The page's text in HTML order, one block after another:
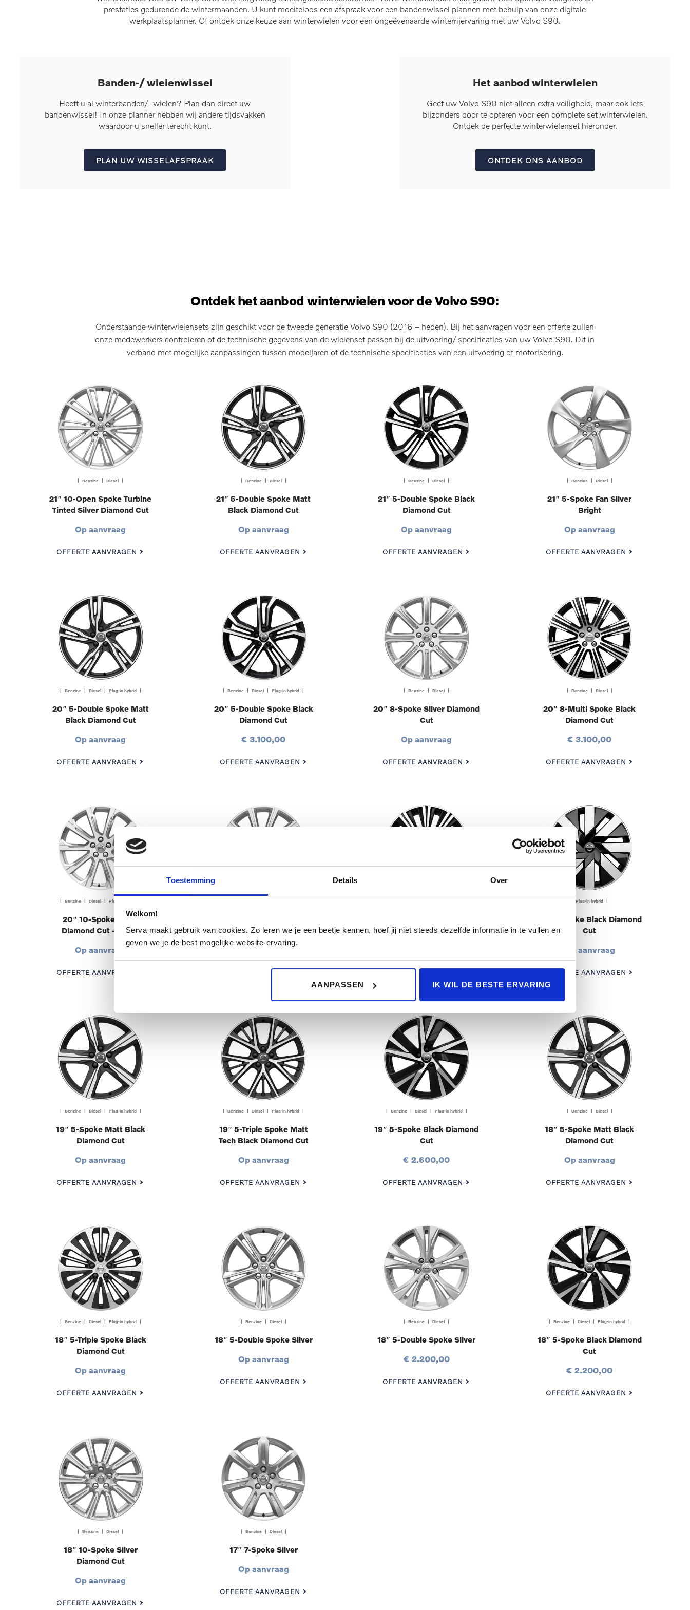
Toestemming Details Over
Welkom!
Serva maakt gebruik van cookies. Zo leren we je een beetje kennen, hoef jij niet steeds dezelfde informatie in te vullen en
geven we je de best mogelijke website-ervaring.
AANPASSEN IK WIL DE BESTE ERVARING
prestaties gedurende de wintermaanden. U kunt moeiteloos een afspraak voor een bandenwissel plannen met behulp van onze digitale
werkplaatsplanner. Of ontdek onze keuze aan winterwielen voor een ongeëvenaarde winterrijervaring met uw Volvo S90.
Banden-/ wielenwissel
Heeft u al winterbanden/ -wielen? Plan dan direct uw
bandenwissel! In onze planner hebben wij andere tijdsvakken
waardoor u sneller terecht kunt.
PLAN UW WISSELAFSPRAAK
Het aanbod winterwielen
Geef uw Volvo S90 niet alleen extra veiligheid, maar ook iets
bijzonders door te opteren voor een complete set winterwielen.
Ontdek de perfecte winterwielenset hieronder.
ONTDEK ONS AANBOD
Ontdek het aanbod winterwielen voor de Volvo S90:
Onderstaande winterwielensets zijn geschikt voor de tweede generatie Volvo S90 (2016 – heden). Bij het aanvragen voor een offerte zullen
onze medewerkers controleren of de technische gegevens van de wielenset passen bij de uitvoering/ specificaties van uw Volvo S90. Dit in
verband met mogelijke aanpassingen tussen modeljaren of de technische specificaties van een uitvoering of motorisering.
| Benzine | Diesel |
21″ 10-Open Spoke Turbine
Tinted Silver Diamond Cut
Op aanvraag
OFFERTE AANVRAGEN
| Benzine | Diesel |
21″ 5-Double Spoke Matt
Black Diamond Cut
Op aanvraag
OFFERTE AANVRAGEN
| Benzine | Diesel |
21″ 5-Double Spoke Black
Diamond Cut
Op aanvraag
OFFERTE AANVRAGEN
| Benzine | Diesel |
21″ 5-Spoke Fan Silver
Bright
Op aanvraag
OFFERTE AANVRAGEN
| Benzine | Diesel | Plug-in hybrid |
20″ 5-Double Spoke Matt
Black Diamond Cut
Op aanvraag
OFFERTE AANVRAGEN
| Benzine | Diesel | Plug-in hybrid |
20″ 5-Double Spoke Black
Diamond Cut
€ 3.100,00
OFFERTE AANVRAGEN
| Benzine | Diesel |
20″ 8-Spoke Silver Diamond
Cut
Op aanvraag
OFFERTE AANVRAGEN
| Benzine | Diesel |
20″ 8-Multi Spoke Black
Diamond Cut
€ 3.100,00
OFFERTE AANVRAGEN
| Benzine | Diesel | Plug-in hybrid |
20″ 10-Spoke Silver
Diamond Cut – 1030
Op aanvraag
OFFERTE AANVRAGEN
Diamond Cut
OFFERTE AANVRAGEN
Diamond Cut
OFFERTE AANVRAGEN
| Plug-in hybrid |
19″ 8-Spoke Black Diamond
Cut
Op aanvraag
OFFERTE AANVRAGEN
| Benzine | Diesel | Plug-in hybrid |
19″ 5-Spoke Matt Black
Diamond Cut
Op aanvraag
OFFERTE AANVRAGEN
| Benzine | Diesel | Plug-in hybrid |
19″ 5-Triple Spoke Matt
Tech Black Diamond Cut
Op aanvraag
OFFERTE AANVRAGEN
| Benzine | Diesel | Plug-in hybrid |
19″ 5-Spoke Black Diamond
Cut
€ 2.600,00
OFFERTE AANVRAGEN
| Benzine | Diesel |
18″ 5-Spoke Matt Black
Diamond Cut
Op aanvraag
OFFERTE AANVRAGEN
| Benzine | Diesel | Plug-in hybrid |
18″ 5-Triple Spoke Black
Diamond Cut
Op aanvraag
OFFERTE AANVRAGEN
| Benzine | Diesel |
18″ 5-Double Spoke Silver
Op aanvraag
OFFERTE AANVRAGEN
| Benzine | Diesel |
18″ 5-Double Spoke Silver
€ 2.200,00
OFFERTE AANVRAGEN
| Benzine | Diesel | Plug-in hybrid |
18″ 5-Spoke Black Diamond
Cut
€ 2.200,00
OFFERTE AANVRAGEN
| Benzine | Diesel |
18″ 10-Spoke Silver
Diamond Cut
Op aanvraag
OFFERTE AANVRAGEN
| Benzine | Diesel |
17″ 7-Spoke Silver
Op aanvraag
OFFERTE AANVRAGEN